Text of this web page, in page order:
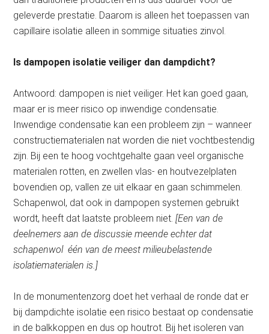
geleverde prestatie. Daarom is alleen het toepassen van
capillaire isolatie alleen in sommige situaties zinvol.
Is dampopen isolatie veiliger dan dampdicht?
Antwoord: dampopen is niet veiliger. Het kan goed gaan,
maar er is meer risico op inwendige condensatie.
Inwendige condensatie kan een probleem zijn – wanneer
constructiematerialen nat worden die niet vochtbestendig
zijn. Bij een te hoog vochtgehalte gaan veel organische
materialen rotten, en zwellen vlas- en houtvezelplaten
bovendien op, vallen ze uit elkaar en gaan schimmelen.
Schapenwol, dat ook in dampopen systemen gebruikt
wordt, heeft dat laatste probleem niet.[Een van de
deelnemers aan de discussie meende echter dat
schapenwol één van de meest milieubelastende
isolatiematerialen is.]
In de monumentenzorg doet het verhaal de ronde dat er
bij dampdichte isolatie een risico bestaat op condensatie
in de balkkoppen en dus op houtrot. Bij het isoleren van